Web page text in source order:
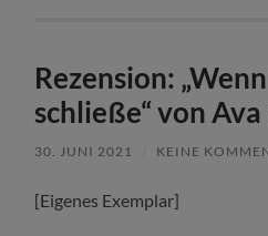
Rezension:
schließe“ von Ava
30. JUNI 2021 KEINE
[Eigenes Exemplar]